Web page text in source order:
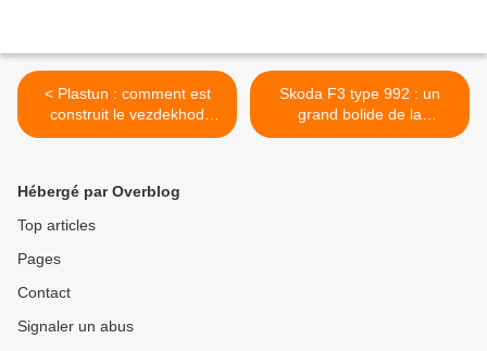
< Plastun : comment est
construit le vezdekhod
russe ?
Skoda F3 type 992 : un
grand bolide de la
Tchécoslovaquie >
Hébergé par Overblog
Top articles
Pages
Contact
Signaler un abus